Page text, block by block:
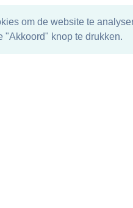
om de website te
"Akkoord" knop te drukken.